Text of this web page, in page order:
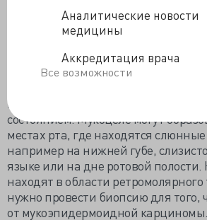
Аналитические новости
медицины
Аккредитация врача
Все возможности
поставлен диагноз- мукоцеле
Бландина-Нуна). Мукоцеле
нарушается целостность протока
выделяющийся муцин собирается
тканях. Обычно мукоцеле
щеки или губы очень часто связано
состоянием. Мукоцеле могут
местах рта, где находятся
например на нижней губе,
языке или на дне ротовой полости.
находят в области ретромолярного
нужно провести биопсию для того,
от мукоэпидермоидной карциномы.